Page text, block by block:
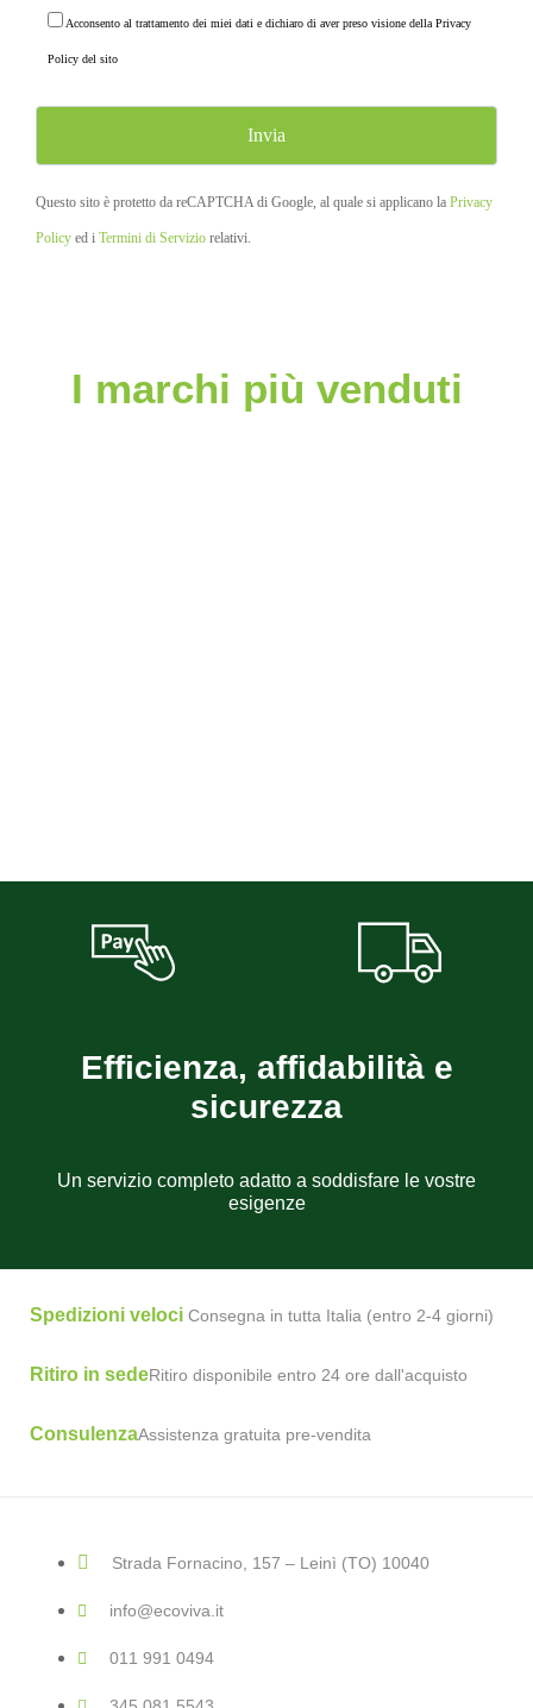
Acconsento al trattamento dei miei dati e dichiaro di aver preso visione dellaPrivacy
Policy del sito
Questo sito è protetto da reCAPTCHA di Google, al quale si applicano la Privacy
Policy ed i Termini di Servizio relativi.
I marchi più venduti
Efficienza, affidabilità e
sicurezza
Un servizio completo adatto a soddisfare le vostre
esigenze
Spedizioni veloci Consegna in tutta Italia (entro 2-4 giorni)
Ritiro in sedeRitiro disponibile entro 24 ore dall'acquisto
ConsulenzaAssistenza gratuita pre-vendita
Strada Fornacino, 157 – Leinì (TO) 10040
info@ecoviva.it
011 991 0494